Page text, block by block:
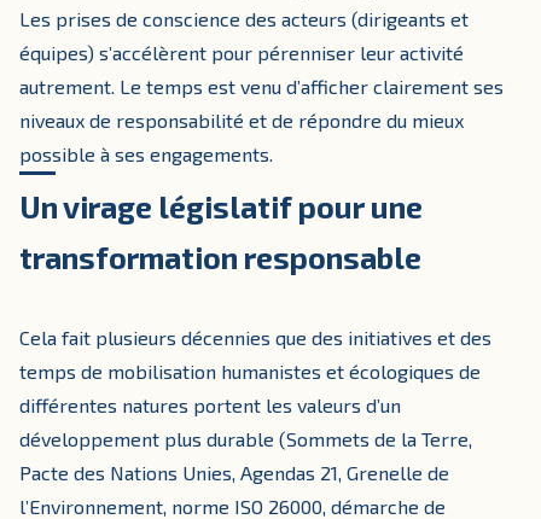
Les prises de conscience des acteurs (dirigeants et
équipes) s’accélèrent pour pérenniser leur activité
autrement. Le temps est venu d’afficher clairement ses
niveaux de responsabilité et de répondre du mieux
possible à ses engagements.
Un virage législatif pour une
transformation responsable
Cela fait plusieurs décennies que des initiatives et des
temps de mobilisation humanistes et écologiques de
différentes natures portent les valeurs d’un
développement plus durable (Sommets de la Terre,
Pacte des Nations Unies, Agendas 21, Grenelle de
l’Environnement, norme ISO 26000, démarche de